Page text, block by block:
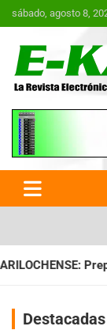
Saltar
al
sábado, agosto 8,
E-
a puro
Destacadas